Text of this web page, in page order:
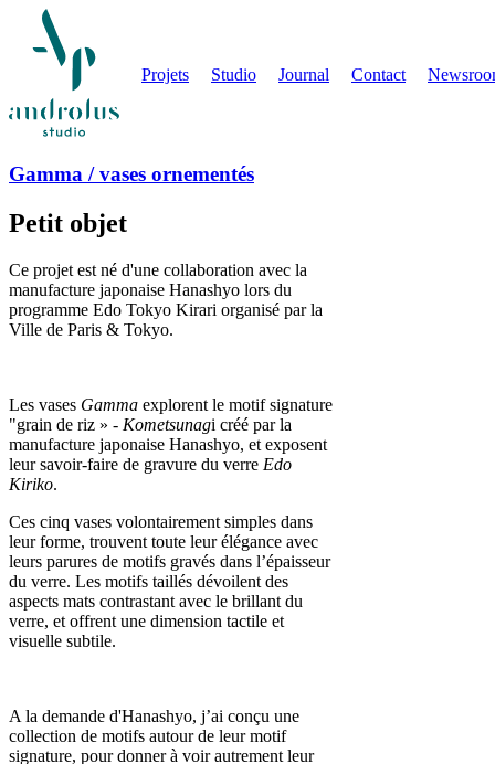
Projets Studio Journal Contact
Gamma / vases ornementés
Petit objet
Ce projet est né d'une collaboration avec la
manufacture japonaise Hanashyo lors du
programme Edo Tokyo Kirari organisé par la
Ville de Paris & Tokyo.
Les vases Gamma explorent le motif signature
"grain de riz » - Kometsunagi créé par la
manufacture japonaise Hanashyo, et exposent
leur savoir-faire de gravure du verre Edo
Kiriko.
Ces cinq vases volontairement simples dans
leur forme, trouvent toute leur élégance avec
leurs parures de motifs gravés dans l’épaisseur
du verre. Les motifs taillés dévoilent des
aspects mats contrastant avec le brillant du
verre, et offrent une dimension tactile et
visuelle subtile.
A la demande d'Hanashyo, j’ai conçu une
collection de motifs autour de leur motif
signature, pour donner à voir autrement leur